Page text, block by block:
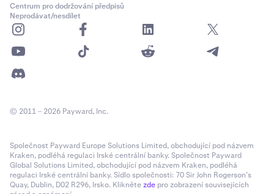
Centrum pro dodržování předpisů
Neprodávat/nesdílet
© 2011 – 2026 Payward, Inc.
Společnost Payward Europe Solutions Limited, obchodující pod názvem
Kraken, podléhá regulaci Irské centrální banky. Společnost Payward
Global Solutions Limited, obchodující pod názvem Kraken, podléhá
regulaci Irské centrální banky. Sídlo společnosti: 70 Sir John Rogerson’s
Quay, Dublin, D02 R296, Irsko. Kliknětezde pro zobrazení souvisejících